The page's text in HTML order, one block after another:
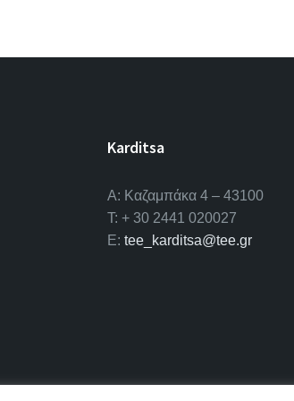
Karditsa
A: Καζαμπάκα 4 – 43100
T: + 30 2441 020027
E: tee_karditsa@tee.gr